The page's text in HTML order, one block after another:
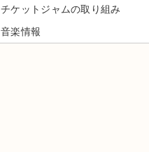
チケットジャムの取り組み
音楽情報